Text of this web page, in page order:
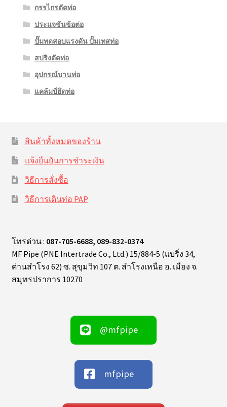
กรรไกรตัดท่อ
ประแจขันข้อต่อ
ปั๊มทดสอบแรงดัน ปั๊มเทสท่อ
สปริงดัดท่อ
อุปกรณ์บานท่อ
แคล้มป์ยึดท่อ
สินค้าทั้งหมดของร้าน
แจ้งยืนยันการชำระเงิน
วิธีการสั่งซื้อ
วิธีการเดินท่อ PAP
โทรด่วน : 087-705-6688, 089-832-0374
MF Pipe (PNE Intertrade Co., Ltd.) 15/884-5 (แบริ่ง 34,
ด่านสำโรง 62) ซ. สุขุมวิท 107 ต. สำโรงเหนือ อ. เมือง จ.
สมุทรปราการ 10270
@mfpipe
mfpipe